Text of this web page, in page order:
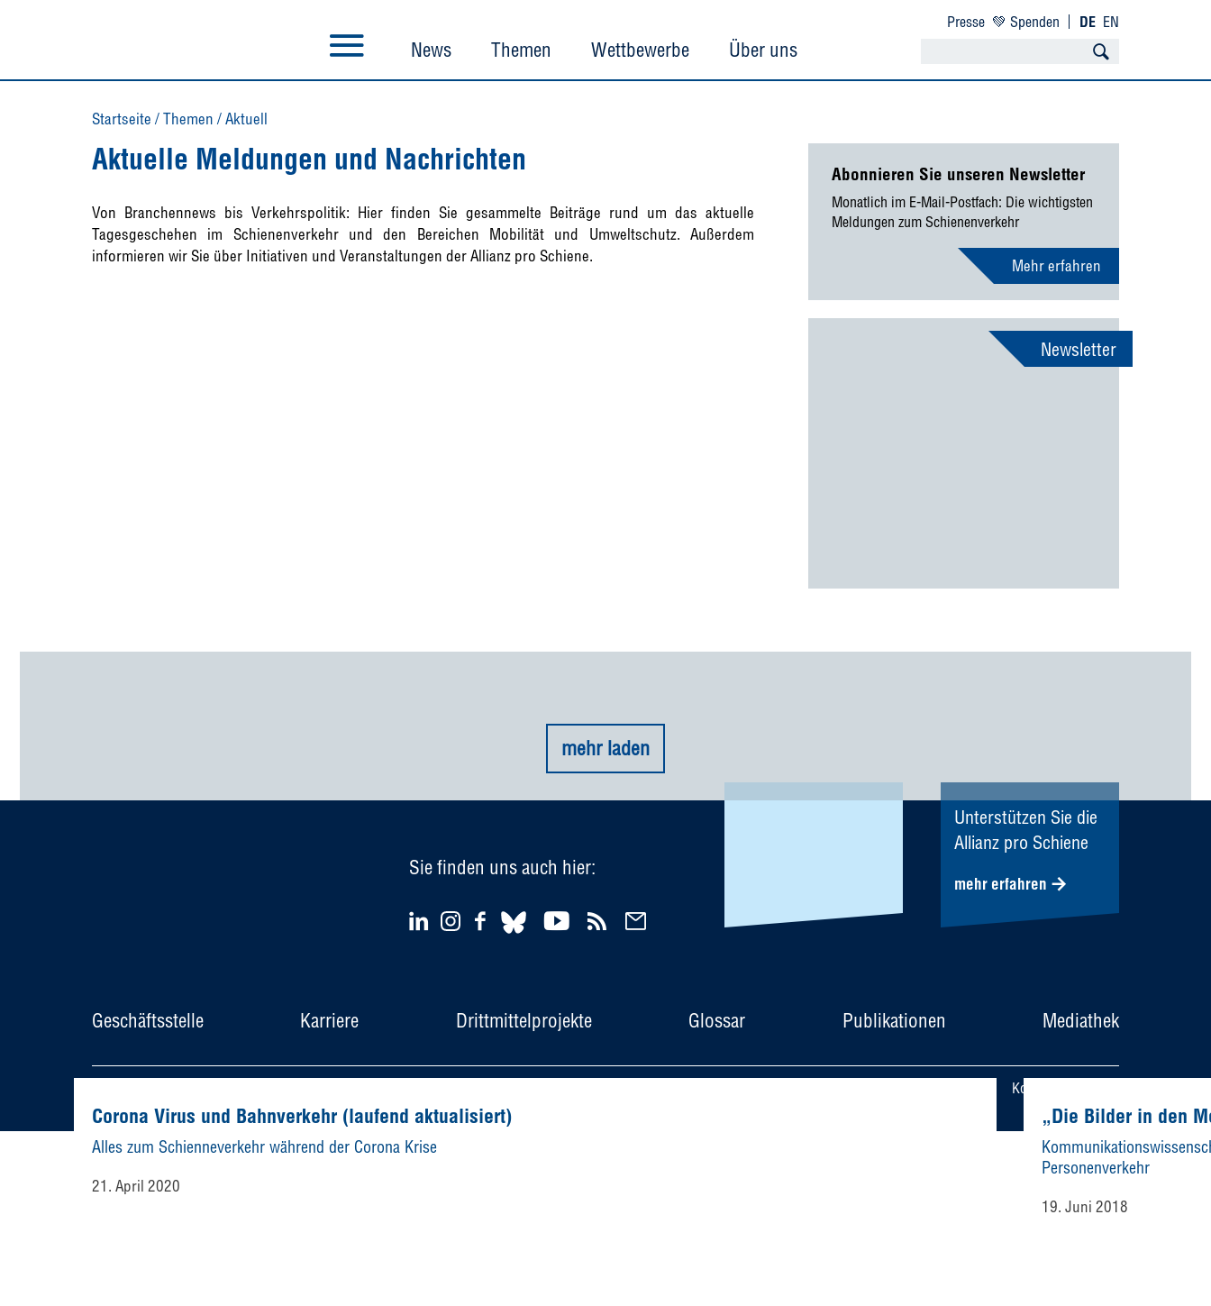
News Themen Wettbewerbe Über uns
Presse 💚 Spenden DE EN
Startseite /Themen /Aktuell
Aktuelle Meldungen und Nachrichten
Von Branchennews bis Verkehrspolitik: Hier finden Sie gesammelte Beiträge rund um das aktuelle
Tagesgeschehen im Schienenverkehr und den Bereichen Mobilität und Umweltschutz. Außerdem
informieren wir Sie über Initiativen und Veranstaltungen der Allianz pro Schiene.
Abonnieren Sie unseren Newsletter
Monatlich im E-Mail-Postfach: Die wichtigsten
Meldungen zum Schienenverkehr
Mehr erfahren
Newsletter
Corona Virus und Bahnverkehr (laufend aktualisiert)
Alles zum Schienneverkehr während der Corona Krise
21. April 2020
„Die Bilder in den
Personenverkehr
19. Juni 2018
mehr laden
Sie finden uns auch hier:
Geschäftsstelle Karriere Drittmittelprojekte Glossar Publikationen Mediathek
Kontakt
Unterstützen Sie die
Allianz pro Schiene
mehr erfahren